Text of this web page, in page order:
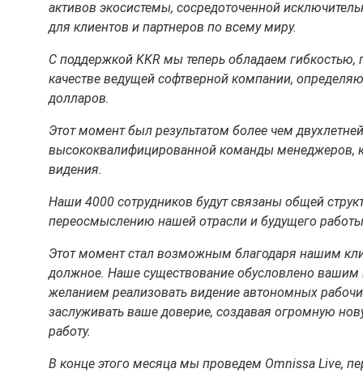
активов экосистемы, сосредоточенной
для клиентов и партнеров по всему миру.
С поддержкой KKR мы теперь обладаем
качестве ведущей софтверной компании,
долларов.
Этот момент был результатом более чем
высококвалифицированной команды менеджеров,
видения.
Наши 4000 сотрудников будут связаны общей
переосмыслению нашей отрасли и будущего
Этот момент стал возможным благодаря нашим
должное. Наше существование обусловлено
желанием реализовать видение автономных
заслуживать ваше доверие, создавая огромную
работу.
В конце этого месяца мы проведем Omnissa Live,